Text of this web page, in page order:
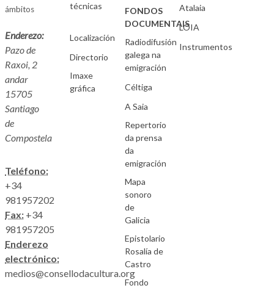
ámbitos
Enderezo:
Pazo de
Raxoi, 2
andar
15705
Santiago
de
Compostela
Teléfono:
+34
981957202
Fax: +34
981957205
Enderezo
electrónico:
medios@consellodacultura.org
técnicas
Localización
Directorio
Imaxe
gráfica
FONDOS
DOCUMENTAIS
Radiodifusión
galega na
emigración
Céltiga
A Saia
Repertorio
da prensa
da
emigración
Mapa
sonoro
de
Galicia
Epistolario
Rosalía de
Castro
Fondo
Atalaia
LOIA
Instrumentos